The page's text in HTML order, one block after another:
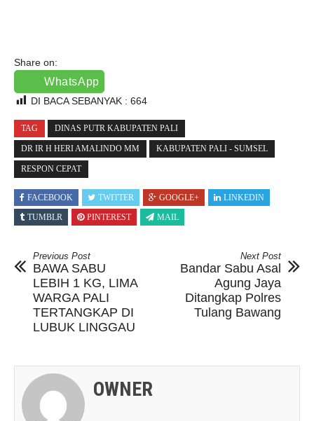
Share on:
WhatsApp
DI BACA SEBANYAK : 664
TAG DINAS PUTR KABUPATEN PALI
DR IR H HERI AMALINDO MM KABUPATEN PALI - SUMSEL
RESPON CEPAT
FACEBOOK TWITTER GOOGLE+
LINKEDIN
TUMBLR
PINTEREST MAIL
Previous Post
BAWA SABU
LEBIH 1 KG, LIMA
WARGA PALI
TERTANGKAP DI
LUBUK LINGGAU
Next Post
Bandar Sabu Asal
Agung Jaya
Ditangkap Polres
Tulang Bawang
OWNER